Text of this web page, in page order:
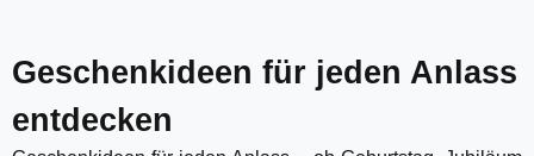
Geschenkideen für jeden Anlass
entdecken